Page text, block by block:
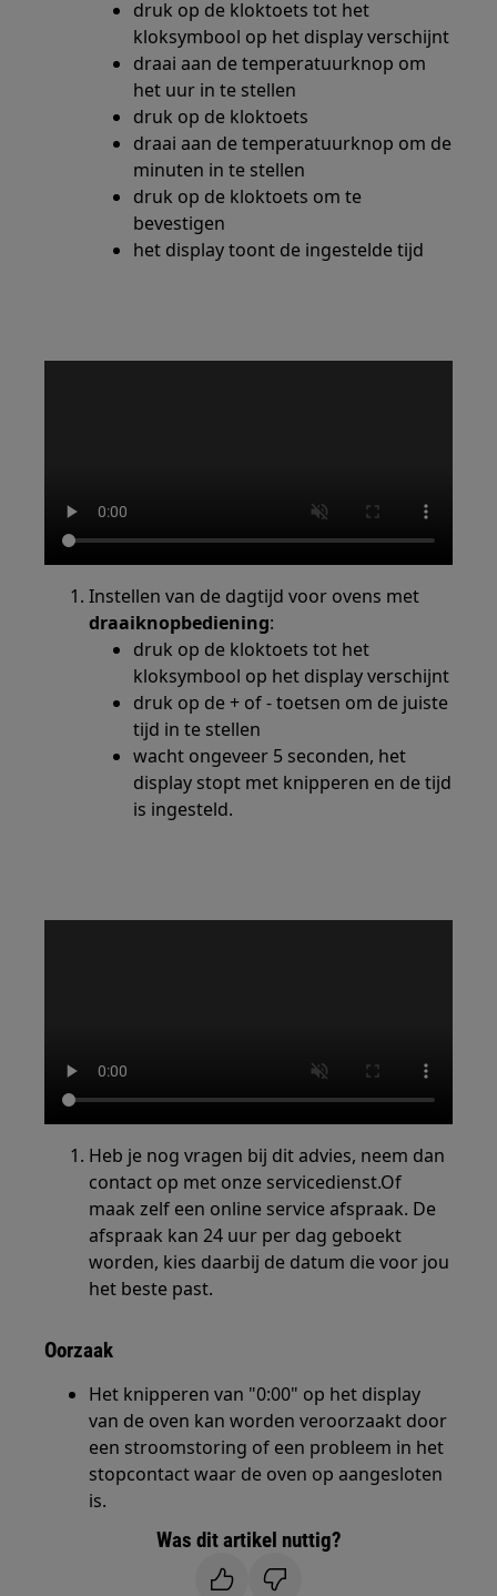
druk op de kloktoets tot het
kloksymbool op het display verschijnt
draai aan de temperatuurknop om
het uur in te stellen
druk op de kloktoets
draai aan de temperatuurknop om de
minuten in te stellen
druk op de kloktoets om te
bevestigen
het display toont de ingestelde tijd
Instellen van de dagtijd voor ovens met
draaiknopbediening:
druk op de kloktoets tot het
kloksymbool op het display verschijnt
druk op de + of - toetsen om de juiste
tijd in te stellen
wacht ongeveer 5 seconden, het
display stopt met knipperen en de tijd
is ingesteld.
Heb je nog vragen bij dit advies, neem dan
contact op met onze servicedienst.Of
maak zelf een online service afspraak. De
afspraak kan 24 uur per dag geboekt
worden, kies daarbij de datum die voor jou
het beste past.
Oorzaak
Het knipperen van "0:00" op het display
van de oven kan worden veroorzaakt door
een stroomstoring of een probleem in het
stopcontact waar de oven op aangesloten
is.
Was dit artikel nuttig?